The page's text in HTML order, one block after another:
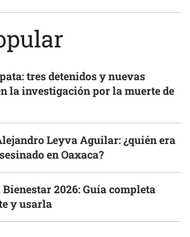
tres detenidos y nuevas
la investigación por la muerte de
Leyva Aguilar: ¿quién era
en Oaxaca?
2026: Guía completa
y usarla